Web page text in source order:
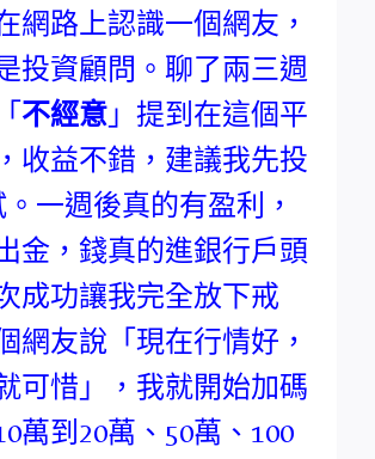
網路上認識一個網友，
投資顧問。聊了兩三週
不經意 」提到在這個平
收益不錯，建議我先投
一週後真的有盈利，
金，錢真的進銀行戶頭
成功讓我完全放下戒
網友說「現在行情好，
可惜」，我就開始加碼
到20萬、50萬、100